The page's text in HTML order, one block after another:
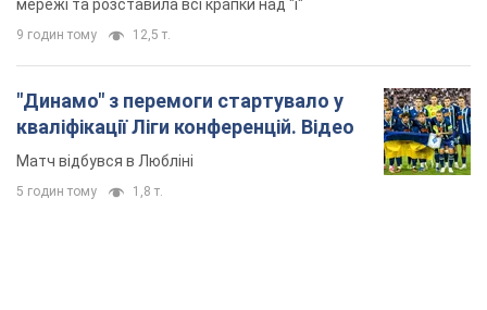
мережі та розставила всі крапки над "і"
9 годин тому 12,5 т.
"Динамо" з перемоги стартувало у
кваліфікації Ліги конференцій. Відео
Матч відбувся в Любліні
5 годин тому 1,8 т.